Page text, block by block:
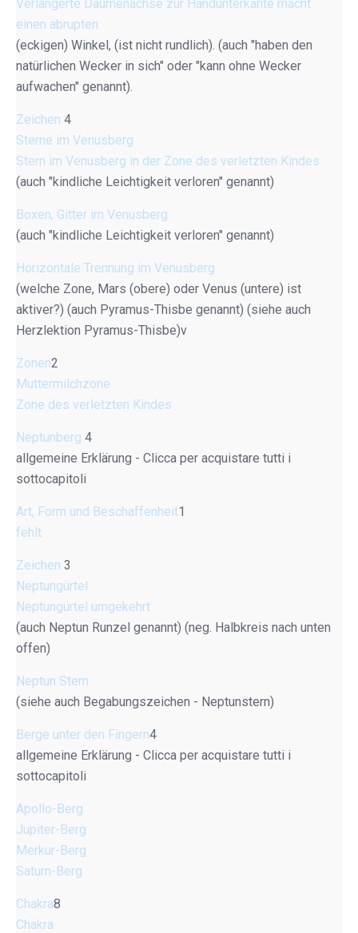
Verlängerte Daumenachse zur Handunterkante macht
einen abrupten
(eckigen) Winkel, (ist nicht rundlich). (auch "haben den
natürlichen Wecker in sich" oder "kann ohne Wecker
aufwachen" genannt).
Zeichen 4
Sterne im Venusberg
Stern im Venusberg in der Zone des verletzten Kindes
(auch "kindliche Leichtigkeit verloren" genannt)
Boxen, Gitter im Venusberg
(auch "kindliche Leichtigkeit verloren" genannt)
Horizontale Trennung im Venusberg
(welche Zone, Mars (obere) oder Venus (untere) ist
aktiver?) (auch Pyramus-Thisbe genannt) (siehe auch
Herzlektion Pyramus-Thisbe)v
Zonen2
Muttermilchzone
Zone des verletzten Kindes
Neptunberg 4
allgemeine Erklärung - Clicca per acquistare tutti i
sottocapitoli
Art, Form und Beschaffenheit1
fehlt
Zeichen 3
Neptungürtel
Neptungürtel umgekehrt
(auch Neptun Runzel genannt) (neg. Halbkreis nach unten
offen)
Neptun Stern
(siehe auch Begabungszeichen - Neptunstern)
Berge unter den Fingern4
allgemeine Erklärung - Clicca per acquistare tutti i
sottocapitoli
Apollo-Berg
Jupiter-Berg
Merkur-Berg
Saturn-Berg
Chakra8
Chakra